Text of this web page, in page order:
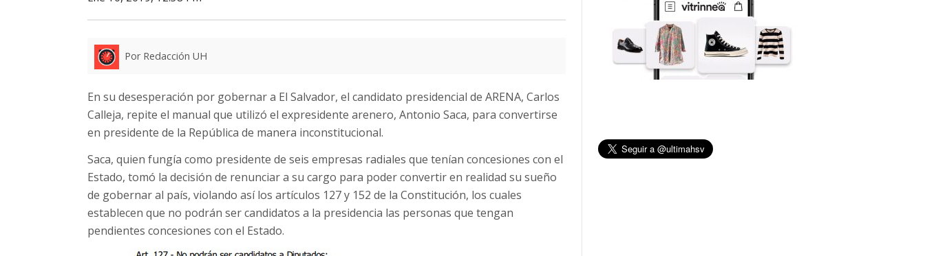
Por Redacción UH
En su desesperación por gobernar a El Salvador, el candidato presidencial de ARENA, Carlos
Calleja, repite el manual que utilizó el expresidente arenero, Antonio Saca, para convertirse
en presidente de la República de manera inconstitucional.
Saca, quien fungía como presidente de seis empresas radiales que tenían concesiones con el
Estado, tomó la decisión de renunciar a su cargo para poder convertir en realidad su sueño
de gobernar al país, violando así los artículos 127 y 152 de la Constitución, los cuales
establecen que no podrán ser candidatos a la presidencia las personas que tengan
pendientes concesiones con el Estado.